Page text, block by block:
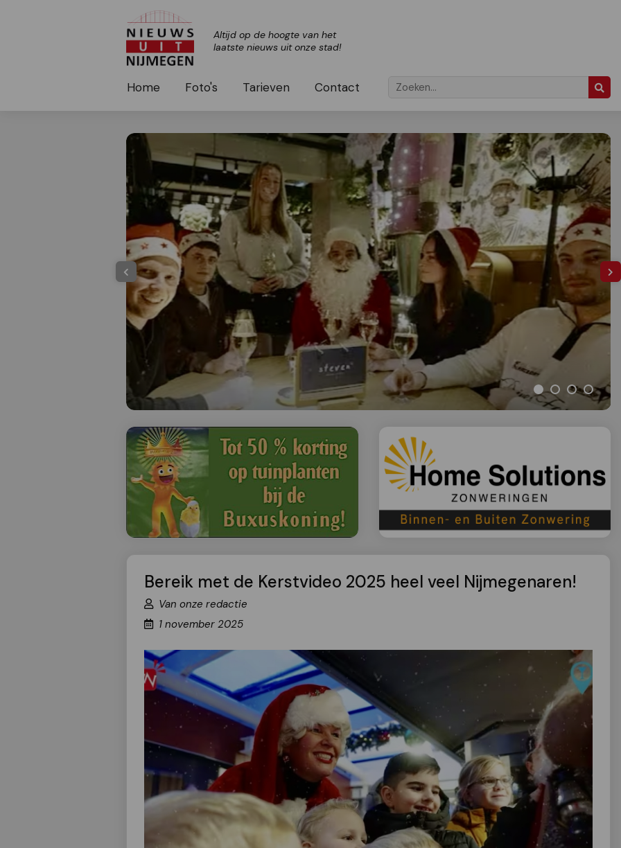
Altijd op de hoogte van het
laatste nieuws uit onze stad!
Home Foto's Tarieven Contact
Bereik met de Kerstvideo 2025 heel veel Nijmegenaren!
Van onze redactie
1 november 2025